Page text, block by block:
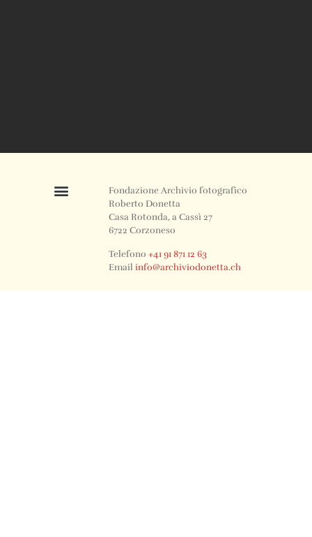
Fondazione Archivio fotografico
Roberto Donetta
Casa Rotonda, a Cassì 27
6722 Corzoneso
Telefono+41 91 871 12 63
Emailinfo@archiviodonetta.ch